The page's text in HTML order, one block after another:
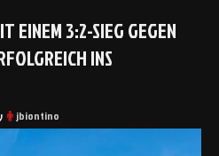
EINEM 3:2-SIEG GEGEN
INS
jbiontino